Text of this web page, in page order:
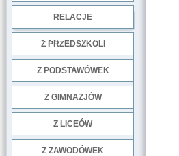
RELACJE
Z PRZEDSZKOLI
Z PODSTAWÓWEK
Z GIMNAZJÓW
Z LICEÓW
Z ZAWODÓWEK